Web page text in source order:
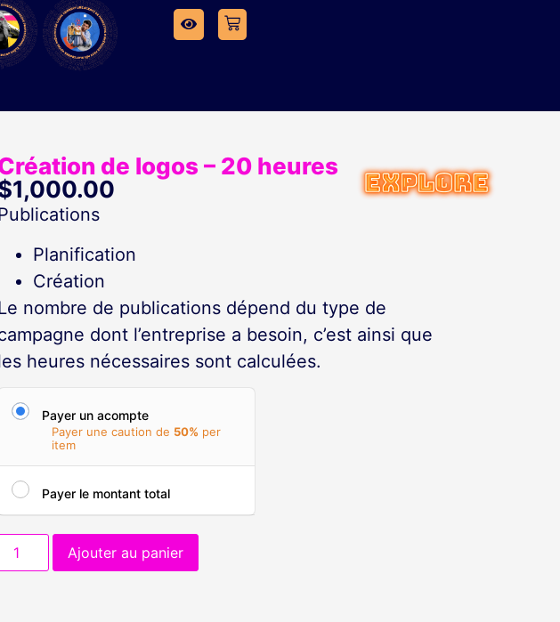
de logos – 20 heures
1,000.00
Planification
Création
nombre de publications dépend du type de
dont l’entreprise a besoin, c’est ainsi que
heures nécessaires sont calculées.
Payer un acompte
Payer une caution de 50% per
item
Payer le montant total
Ajouter au panier